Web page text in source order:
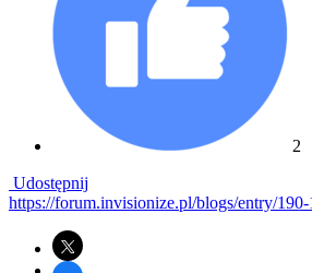
2
Udostępnij
https://forum.invisionize.pl/blogs/entry/